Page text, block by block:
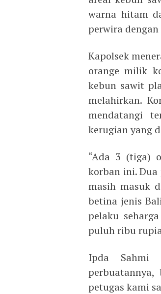
warna hitam
perwira
Kapolsek
orange milik
kebun sawit
melahirkan.
mendatangi
kerugian yang
“Ada 3 (tiga)
korban ini.
masih masuk
betina jenis
pelaku
puluh ribu
Ipda Sahmi
petugas kami